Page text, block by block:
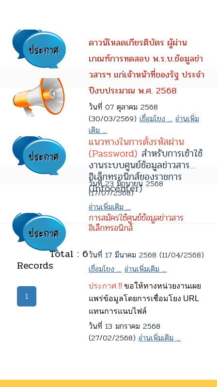
ดาวน์โหลดเกียรติบัตร ผู้ผ่าน
เกณฑ์การทดสอบ พ.ร.บ.ข้อมูลข่า
วสารฯ แก่เจ้าหน้าที่ของรัฐ ประจำ
ปีงบประมาณ พ.ศ. 2568
วันที่ 07 ตุลาคม 2568
(30/03/2569)เชื่อมโยง ... อ่านเพิ่ม
เติม ...
แนวทางในการตั้งรหัสผ่าน
(Password) สำหรับการเข้าใช้
งานระบบศูนย์ข้อมูลข่าวสาร
อิเล็กทรอนิกส์ของราชการ
(Infocenter)
วันที่ 23 มิถุนายน 2568
(17/07/2568)
อ่านเพิ่มเติม ...
การสมัครใช้ศูนย์ข้อมูลข่าวสาร
อิเล็กทรอนิกส์
วันที่ 17 มีนาคม 2568 (11/04/2568)
เชื่อมโยง ... อ่านเพิ่มเติม ...
ประกาศ !!ขอให้ทางหน่วยงานเผย
แพร่ข้อมูลโดยการเชื่อมโยง URL
แทนการแนบไฟล์
วันที่ 13 มกราคม 2568
(27/02/2568)อ่านเพิ่มเติม ...
Total : 6
Records
1